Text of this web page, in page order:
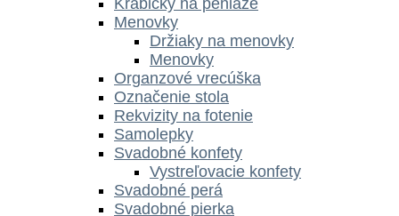
Menovky
Držiaky na menovky
Menovky
Organzové vrecúška
Označenie stola
Rekvizity na fotenie
Samolepky
Svadobné konfety
Vystreľovacie konfety
Svadobné perá
Svadobné pierka